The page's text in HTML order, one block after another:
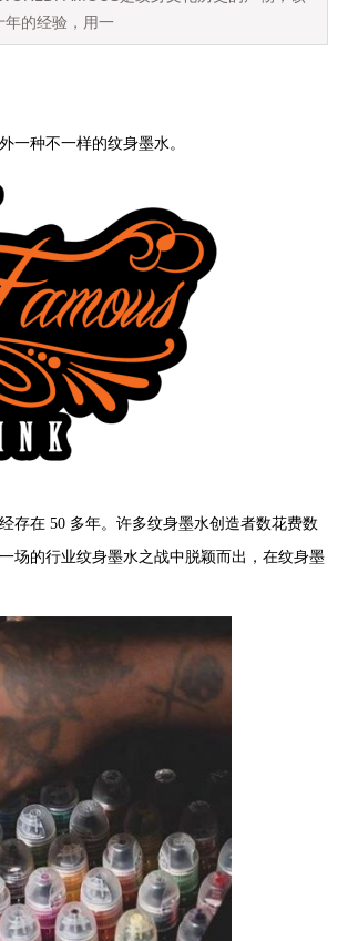
的经验，用一
一种不一样的纹身墨水。
存在 50 多年。许多纹身墨水创造者数花费数
场的行业纹身墨水之战中脱颖而出，在纹身墨